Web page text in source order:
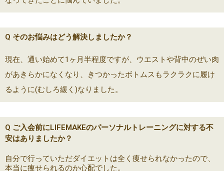
Q そのお悩みはどう解決しましたか？
現在、通い始めて1ヶ月半程度ですが、ウエストや背中のぜい肉
があきらかになくなり、きつかったボトムスもラクラクに履け
るように(むしろ緩く)なりました。
Q ご入会前にLIFEMAKEのパーソナルトレーニングに対する不
安はありましたか？
自分で行っていただダイエットは全く痩せられなかったので、
本当に痩せられるのか心配でした。